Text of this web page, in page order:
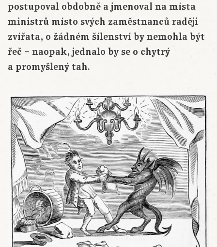
postupoval obdobně a jmenoval na místa
ministrů místo svých zaměstnanců raději
zvířata, o žádném šílenství by nemohla být
řeč – naopak, jednalo by se o chytrý
a promyšlený tah.